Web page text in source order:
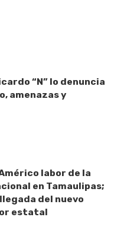
“N” lo denuncia
amenazas y
labor de la
en Tamaulipas;
del nuevo
estatal